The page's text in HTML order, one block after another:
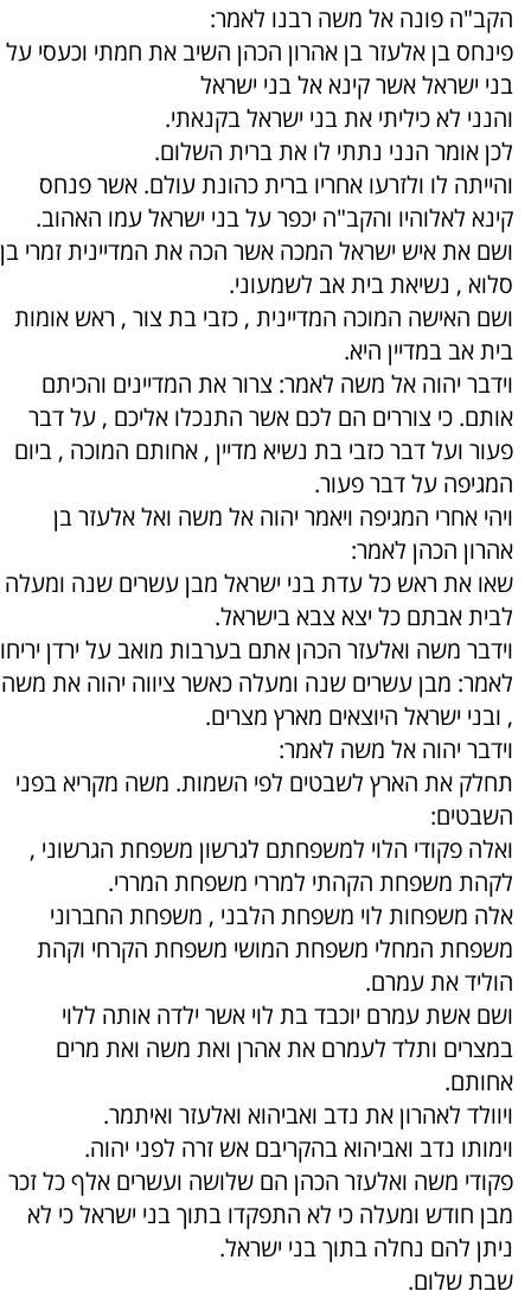
הקב"ה פונה אל משה רבנו לאמר:
פינחס בן אלעזר בן אהרון הכהן השיב את חמתי וכעסי על
בני ישראל אשר קינא אל בני ישראל
והנני לא כיליתי את בני ישראל בקנאתי.
לכן אומר הנני נתתי לו את ברית השלום.
והייתה לו ולזרעו אחריו ברית כהונת עולם. אשר פנחס
קינא לאלוהיו והקב"ה יכפר על בני ישראל עמו האהוב.
ושם את איש ישראל המכה אשר הכה את המדיינית זמרי בן
סלוא , נשיאת בית אב לשמעוני.
ושם האישה המוכה המדיינית , כזבי בת צור , ראש אומות
בית אב במדיין היא.
וידבר יהוה אל משה לאמר: צרור את המדיינים והכיתם
אותם. כי צוררים הם לכם אשר התנכלו אליכם , על דבר
פעור ועל דבר כזבי בת נשיא מדיין , אחותם המוכה , ביום
המגיפה על דבר פעור.
ויהי אחרי המגיפה ויאמר יהוה אל משה ואל אלעזר בן
אהרון הכהן לאמר:
שאו את ראש כל עדת בני ישראל מבן עשרים שנה ומעלה
לבית אבתם כל יצא צבא בישראל.
וידבר משה ואלעזר הכהן אתם בערבות מואב על ירדן יריחו
לאמר: מבן עשרים שנה ומעלה כאשר ציווה יהוה את משה
, ובני ישראל היוצאים מארץ מצרים.
וידבר יהוה אל משה לאמר:
תחלק את הארץ לשבטים לפי השמות. משה מקריא בפני
השבטים:
ואלה פקודי הלוי למשפחתם לגרשון משפחת הגרשוני ,
לקהת משפחת הקהתי למררי משפחת המררי.
אלה משפחות לוי משפחת הלבני , משפחת החברוני
משפחת המחלי משפחת המושי משפחת הקרחי וקהת
הוליד את עמרם.
ושם אשת עמרם יוכבד בת לוי אשר ילדה אותה ללוי
במצרים ותלד לעמרם את אהרן ואת משה ואת מרים
אחותם.
ויוולד לאהרון את נדב ואביהוא ואלעזר ואיתמר.
וימותו נדב ואביהוא בהקריבם אש זרה לפני יהוה.
פקודי משה ואלעזר הכהן הם שלושה ועשרים אלף כל זכר
מבן חודש ומעלה כי לא התפקדו בתוך בני ישראל כי לא
ניתן להם נחלה בתוך בני ישראל.
שבת שלום.